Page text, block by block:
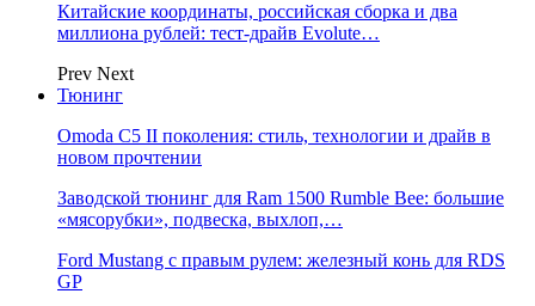
Китайские координаты, российская сборка и два
миллиона рублей: тест-драйв Evolute…
Prev Next
Тюнинг
Omoda C5 II поколения: стиль, технологии и драйв в
новом прочтении
Заводской тюнинг для Ram 1500 Rumble Bee: большие
«мясорубки», подвеска, выхлоп,…
Ford Mustang с правым рулем: железный конь для RDS
GP